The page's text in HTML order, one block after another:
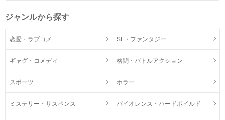
ジャンルから探す
恋愛・ラブコメ SF・ファンタジー
ギャグ・コメディ 格闘・バトルアクション
スポーツ ホラー
ミステリー・サスペンス バイオレンス・ハードボイルド